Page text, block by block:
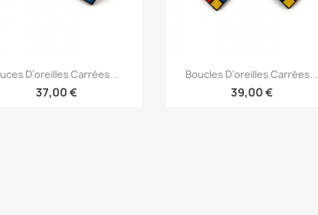
 Aperçu rapide
D'oreilles Carrées...
37,00 €
Aperçu rapide
Boucles D'oreilles Carrées...
39,00 €